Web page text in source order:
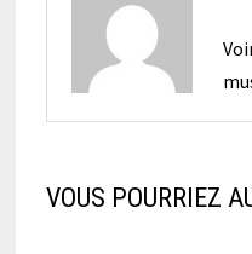
VOUS POURRIEZ